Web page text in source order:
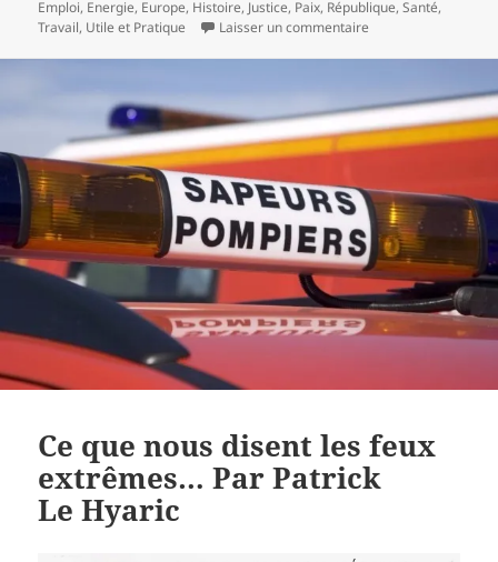
Emploi, Energie, Europe, Histoire, Justice, Paix, République,Santé,
Travail, Utile et Pratique Laisser un commentaire
Ce que nous disent les feux
extrêmes… Par Patrick
Le Hyaric